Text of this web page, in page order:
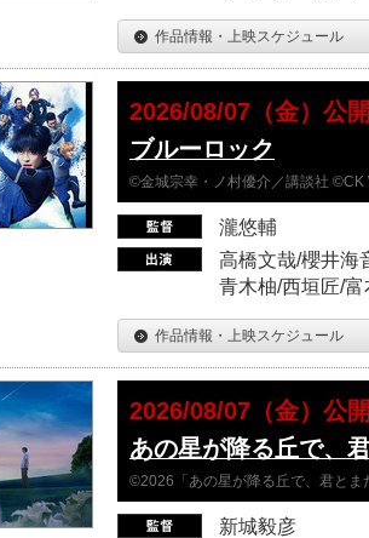
作品情報・上映スケジュール
2026/08/07（金）公
ブルーロック
©金城宗幸・ノ村優介／講談社 ©CK
瀧悠輔
高橋文哉/櫻井海
青木柚/西垣匠/
作品情報・上映スケジュール
2026/08/07（金）公
あの星が降る丘で、
©2026「あの星が降る丘で、君とま
新城毅彦